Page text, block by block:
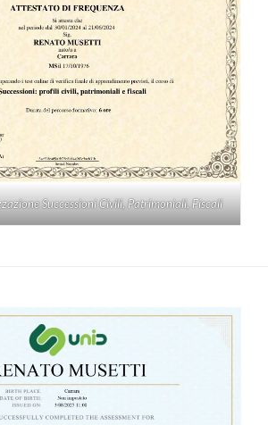
Successioni Civili, Patrimoniali, Fiscali